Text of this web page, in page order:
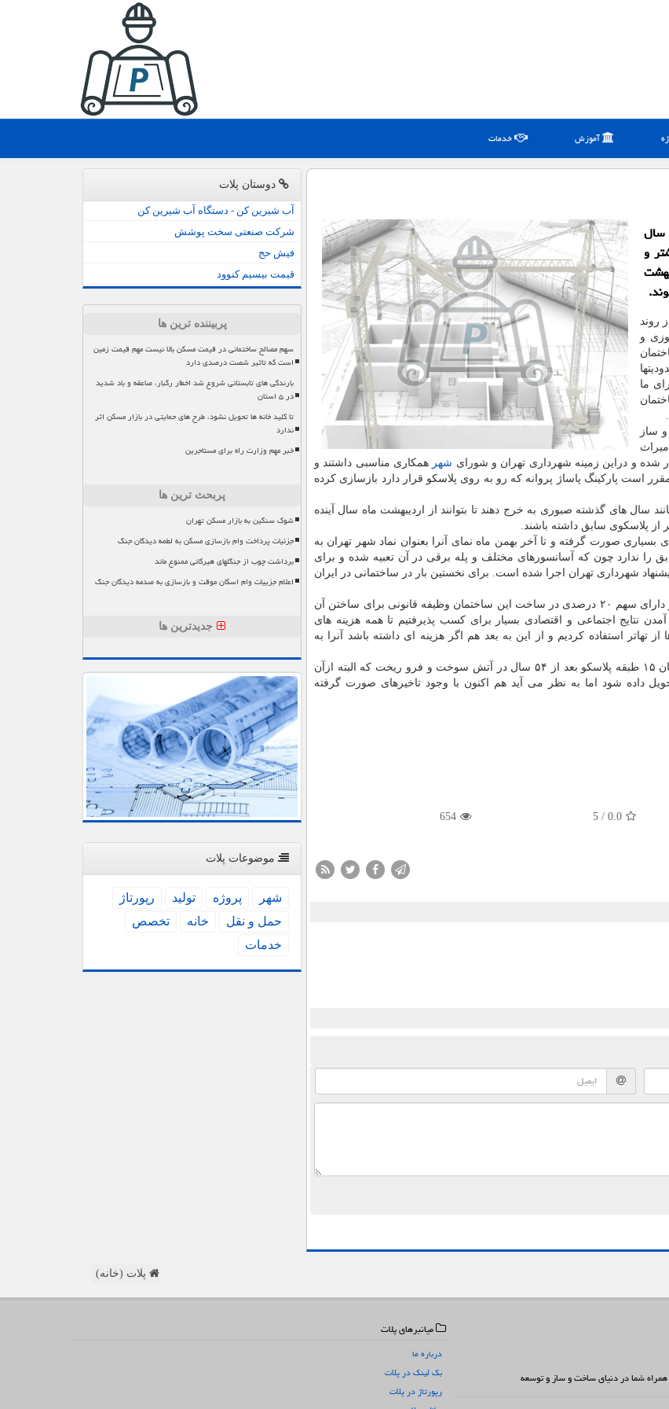
آموزش خدمات
سال
و
روند
و
ما
ساز
شده و دراین زمینه شهرداری تهران و شورای شهر همکاری مناسبی داشتند و
است پارکینگ پاساژ پروانه که رو به روی پلاسکو قرار دارد بازسازی کرده
سال های گذشته صبوری به خرج دهند تا بتوانند از اردیبهشت ماه سال آینده
از پلاسکوی سابق داشته باشند.
صورت گرفته و تا آخر بهمن ماه نمای آنرا بعنوان نماد شهر تهران به
را ندارد چون که آسانسورهای مختلف و پله برقی در آن تعبیه شده و برای
شهرداری تهران اجرا شده است. برای نخستین بار در ساختمانی در ایران
رئیس بنیاد مستضعفان با بیان اینکه بنیاد مستضعفان بعنوان مالک و دارای سهم ۲۰ درصدی در ساخت این ساختمان وظیفه قانونی برای ساختن آن
نتایج اجتماعی و اقتصادی بسیار برای کسب پذیرفتیم تا همه هزینه های
استفاده کردیم و از این به بعد هم اگر هزینه ای داشته باشد آنرا به
به گزارش پلات به نقل از ایسنا، سی ام دیماه سال ۱۳۹۵ ساختمان ۱۵ طبقه پلاسکو بعد از ۵۴ سال در آتش سوخت و فرو ریخت که البته ازآن
داده شود اما به نظر می آید هم اکنون با وجود تاخیرهای صورت گرفته
0.0
/
5
654
دوستان پلات
آب شیرین کن - دستگاه آب شیرین کن
شرکت صنعتی سخت پوشش
فیش حج
قیمت بیسیم کنوود
پربیننده ترین ها
سهم مصالح ساختمانی در قیمت مسکن بالا نیست مهم قیمت زمین
است که تاثیر شصت درصدی دارد
بارندگی های تابستانی شروع شد اخطار رگبار، صاعقه و باد شدید
در ۵ استان
تا کلید خانه ها تحویل نشود، طرح های حمایتی در بازار مسکن اثر
ندارد
خبر مهم وزارت راه برای مستاجرین
پربحث ترین ها
شوک سنگین به بازار مسکن تهران
جزئیات پرداخت وام بازسازی مسکن به لطمه دیدگان جنگ
برداشت چوب از جنگلهای هیرکانی ممنوع ماند
اعلام جزییات وام اسکان موقت و بازسازی به صدمه دیدگان جنگ
جدیدترین ها
موضوعات پلات
شهر پروژه تولید
رپورتاژ
حمل و نقل
خانه
تخصص
خدمات
پلات (خانه)
شما در دنیای ساخت و ساز و توسعه
میانبرهای پلات
درباره ما
بک لینک در پلات
رپورتاژ در پلات